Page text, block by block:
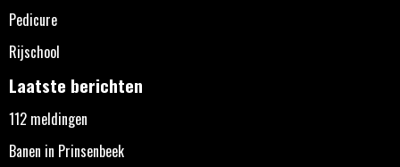
Pedicure
Rijschool
Laatste berichten
112 meldingen
Banen in Prinsenbeek